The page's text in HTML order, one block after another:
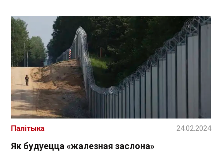
Як будуецца «жалезная заслона»
Палітыка 24.02.2024